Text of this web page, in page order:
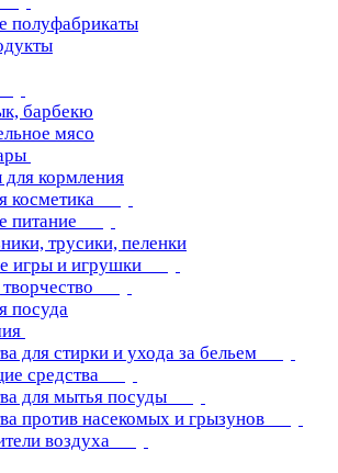
полуфабрикаты
барбекю
мясо
для кормления
косметика
питание
трусики, пеленки
игры и игрушки
посуда
для стирки и ухода за бельем
средства
для мытья посуды
против насекомых и грызунов
воздуха